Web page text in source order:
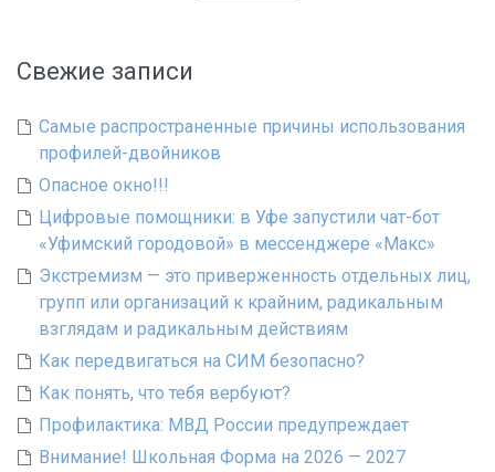
Свежие записи
Самые распространенные причины использования
профилей-двойников
Опасное окно!!!
Цифровые помощники: в Уфе запустили чат-бот
«Уфимский городовой» в мессенджере «Макс»
Экстремизм — это приверженность отдельных лиц,
групп или организаций к крайним, радикальным
взглядам и радикальным действиям
Как передвигаться на СИМ безопасно?
Как понять, что тебя вербуют?
Профилактика: МВД России предупреждает
Внимание! Школьная Форма на 2026 — 2027